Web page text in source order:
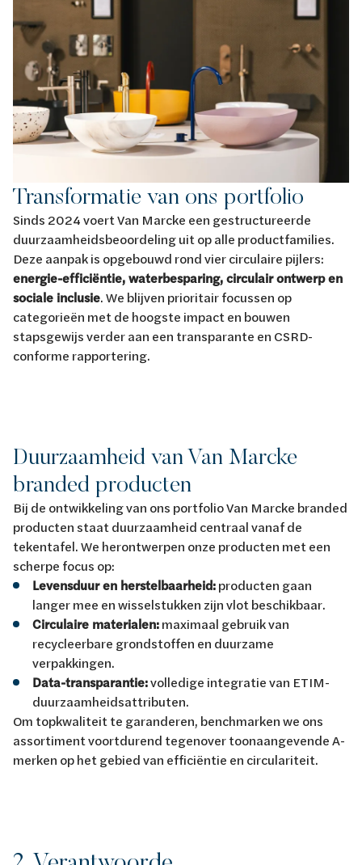
Transformatie van ons portfolio
Sinds 2024 voert Van Marcke een gestructureerde
duurzaamheidsbeoordeling uit op alle productfamilies.
Deze aanpak is opgebouwd rond vier circulaire pijlers:
energie-efficiëntie, waterbesparing, circulair ontwerp en
sociale inclusie. We blijven prioritair focussen op
categorieën met de hoogste impact en bouwen
stapsgewijs verder aan een transparante en CSRD-
conforme rapportering.
Duurzaamheid van Van Marcke
branded producten
Bij de ontwikkeling van ons portfolio Van Marcke branded
producten staat duurzaamheid centraal vanaf de
tekentafel. We herontwerpen onze producten met een
scherpe focus op:
Levensduur en herstelbaarheid:producten gaan
langer mee en wisselstukken zijn vlot beschikbaar.
Circulaire materialen:maximaal gebruik van
recycleerbare grondstoffen en duurzame
verpakkingen.
Data-transparantie:volledige integratie van ETIM-
duurzaamheidsattributen.
Om topkwaliteit te garanderen, benchmarken we ons
assortiment voortdurend tegenover toonaangevende A-
merken op het gebied van efficiëntie en circulariteit.